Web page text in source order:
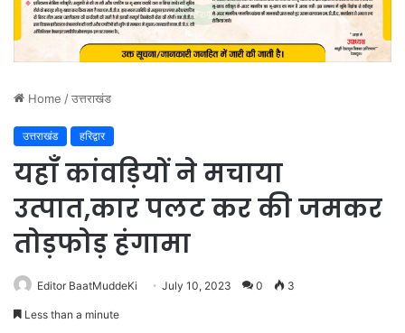
Home /उत्तराखंड
उत्तराखंड हरिद्वार
यहाँ कांवड़ियों ने मचाया
उत्पात,कार पलट कर की जमकर
तोड़फोड़ हंगामा
Editor BaatMuddeKi July 10, 2023 0 3
Less than a minute